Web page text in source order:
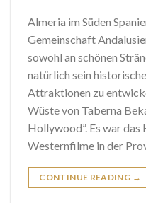
Almeria im Süden
Gemeinschaft
sowohl an schönen
natürlich sein
Attraktionen zu
Wüste von Taberna
Hollywood”. Es war
Westernfilme in der
CONTINUE READING →